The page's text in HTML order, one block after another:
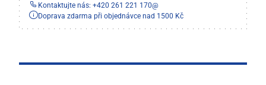
Kontaktujte nás: +420 261 221 170@
Doprava zdarma při objednávce nad 1500 Kč